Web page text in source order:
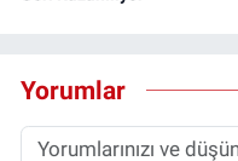
Yorumlar